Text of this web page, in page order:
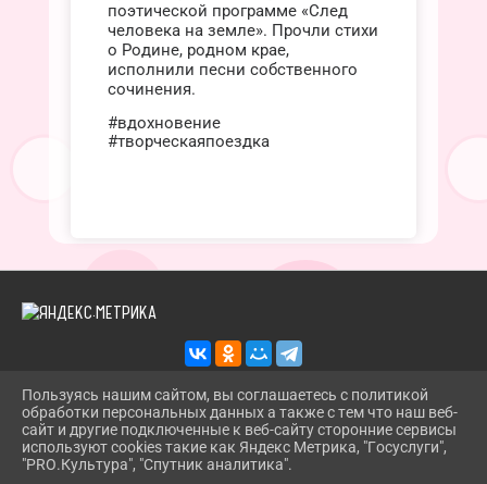
поэтической программе «След
человека на земле». Прочли стихи
о Родине, родном крае,
исполнили песни собственного
сочинения.
#вдохновение
#творческаяпоездка
2026 Г. TROITSKBIBLIOTEKA.RU
ВХОД
КАРТА САЙТА
Пользуясь нашим сайтом, вы соглашаетесь с политикой
обработки персональных данных а также с тем что наш веб-
сайт и другие подключенные к веб-сайту сторонние сервисы
используют cookies такие как Яндекс Метрика, "Госуслуги",
"PRO.Культура", "Спутник аналитика".